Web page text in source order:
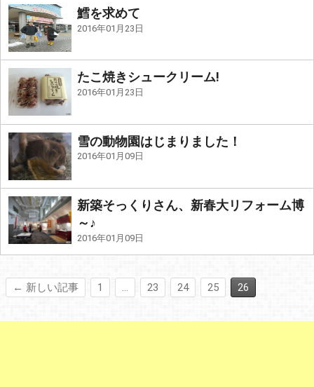
鱈を求めて
2016年01月23日
たこ焼きシュークリーム!
2016年01月23日
雪の動物園はじまりました！
2016年01月09日
新築そっくりさん、新春大リフォーム博
～♪
2016年01月09日
← 新しい記事 1 … 23 24 25 26